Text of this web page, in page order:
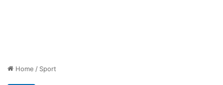
Home / Sport